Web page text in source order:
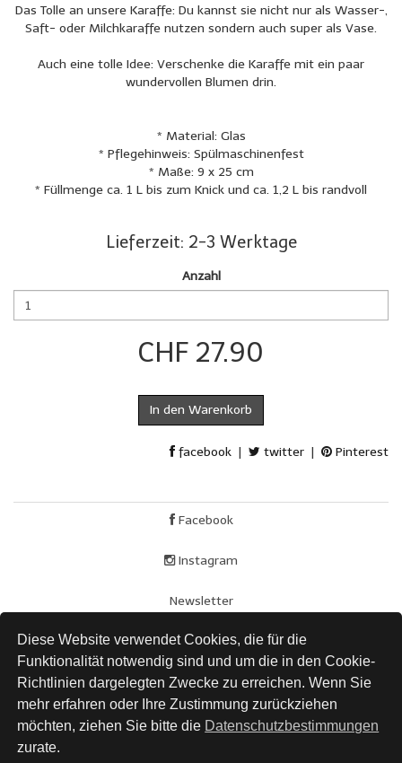
Diese Website verwendet Cookies, die für die
Funktionalität notwendig sind und um die in den Cookie-
Richtlinien dargelegten Zwecke zu erreichen. Wenn Sie
mehr erfahren oder Ihre Zustimmung zurückziehen
möchten, ziehen Sie bitte die Datenschutzbestimmungen
zurate.
Das Tolle an unsere Karaffe: Du kannst sie nicht nur als Wasser-,
Saft- oder Milchkaraffe nutzen sondern auch super als Vase.
Auch eine tolle Idee: Verschenke die Karaffe mit ein paar
wundervollen Blumen drin.
* Material: Glas
* Pflegehinweis: Spülmaschinenfest
* Maße: 9 x 25 cm
* Füllmenge ca. 1 L bis zum Knick und ca. 1,2 L bis randvoll
Lieferzeit: 2-3 Werktage
Anzahl
CHF 27.90
In den Warenkorb
facebook | twitter | Pinterest
Facebook
Instagram
Newsletter
AGB
Impressum
Versand